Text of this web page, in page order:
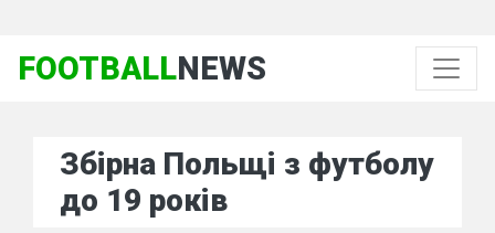
FOOTBALLNEWS
Збірна Польщі з футболу
до 19 років